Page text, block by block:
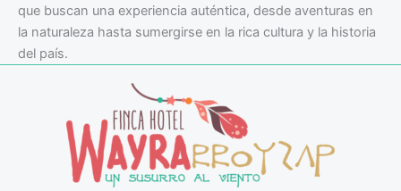
que buscan una experiencia auténtica, desde aventuras en
la naturaleza hasta sumergirse en la rica cultura y la historia
del país.